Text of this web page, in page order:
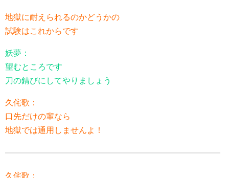
地獄に耐えられるのかどうかの
試験はこれからです
妖夢：
望むところです
刀の錆びにしてやりましょう
久侘歌：
口先だけの輩なら
地獄では通用しませんよ！
久侘歌：